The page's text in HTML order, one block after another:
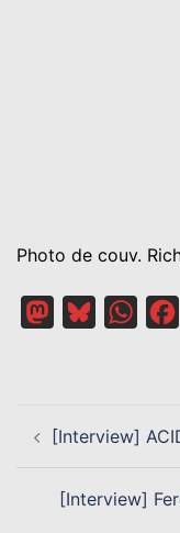
Photo de couv.
MastodonBluesky
D’ARTICLE
[Interview]
[Interview]